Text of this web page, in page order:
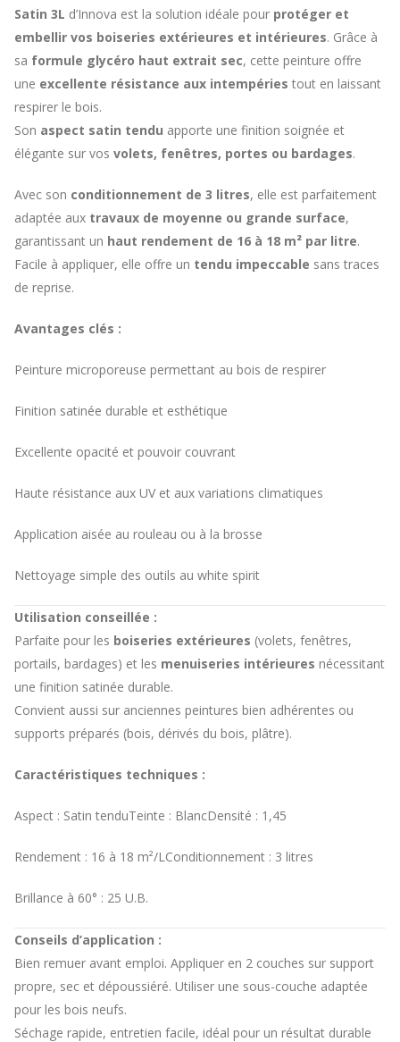
Satin 3L d’Innova est la solution idéale pour protéger et
embellir vos boiseries extérieures et intérieures. Grâce à
sa formule glycéro haut extrait sec, cette peinture offre
une excellente résistance aux intempéries tout en laissant
respirer le bois.
Son aspect satin tendu apporte une finition soignée et
élégante sur vos volets, fenêtres, portes ou bardages.
Avec son conditionnement de 3 litres, elle est parfaitement
adaptée aux travaux de moyenne ou grande surface,
garantissant un haut rendement de 16 à 18 m² par litre.
Facile à appliquer, elle offre un tendu impeccable sans traces
de reprise.
Avantages clés :
Peinture microporeuse permettant au bois de respirer
Finition satinée durable et esthétique
Excellente opacité et pouvoir couvrant
Haute résistance aux UV et aux variations climatiques
Application aisée au rouleau ou à la brosse
Nettoyage simple des outils au white spirit
Utilisation conseillée :
Parfaite pour les boiseries extérieures (volets, fenêtres,
portails, bardages) et les menuiseries intérieures nécessitant
une finition satinée durable.
Convient aussi sur anciennes peintures bien adhérentes ou
supports préparés (bois, dérivés du bois, plâtre).
Caractéristiques techniques :
Aspect : Satin tenduTeinte : BlancDensité : 1,45
Rendement : 16 à 18 m²/LConditionnement : 3 litres
Brillance à 60° : 25 U.B.
Conseils d’application :
Bien remuer avant emploi. Appliquer en 2 couches sur support
propre, sec et dépoussiéré. Utiliser une sous-couche adaptée
pour les bois neufs.
Séchage rapide, entretien facile, idéal pour un résultat durable